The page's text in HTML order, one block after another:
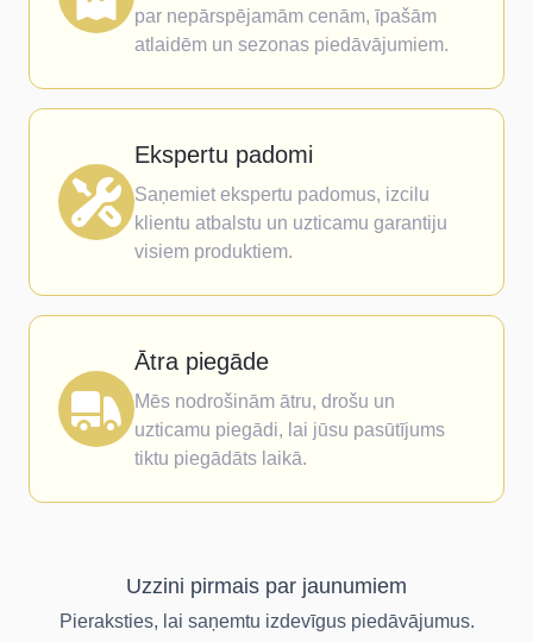
par nepārspējamām cenām, īpašām
atlaidēm un sezonas piedāvājumiem.
Ekspertu padomi
Saņemiet ekspertu padomus, izcilu
klientu atbalstu un uzticamu garantiju
visiem produktiem.
Ātra piegāde
Mēs nodrošinām ātru, drošu un
uzticamu piegādi, lai jūsu pasūtījums
tiktu piegādāts laikā.
Uzzini pirmais par jaunumiem
Pieraksties, lai saņemtu izdevīgus piedāvājumus.